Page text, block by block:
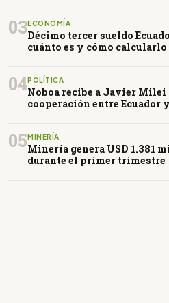
03ECONOMÍA
Décimo tercer sueldo
cuánto es y cómo calcularlo
04POLÍTICA
Noboa recibe a Javier
cooperación entre Ecuador
05 MINERÍA
Minería genera USD 1.381
durante el primer trimestre